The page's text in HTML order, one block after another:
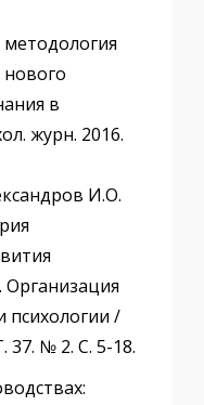
нового
в
журн. 2016.
И.О.
Организация
психологии /
37. № 2. С. 5-18.